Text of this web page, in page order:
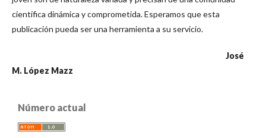
científica dinámica y comprometida. Esperamos que esta
publicación pueda ser una herramienta a su servicio.
José
M. López Mazz
Número actual